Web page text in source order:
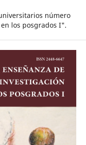
número
los posgrados I".